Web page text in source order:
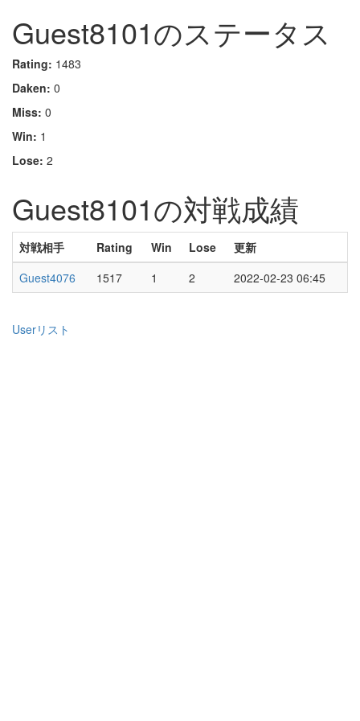
Guest8101のステータス
Rating: 1483
Daken: 0
Miss: 0
Win: 1
Lose: 2
Guest8101の対戦成績
対戦相手 Rating Win Lose
更新
Guest4076
1517 1 2 2022-02-23 06:45
Userリスト